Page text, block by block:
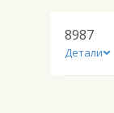
8987
Детали